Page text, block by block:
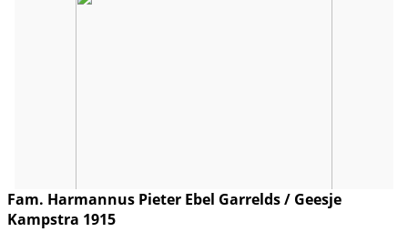
Fam. Harmannus Pieter Ebel Garrelds / Geesje
Kampstra 1915